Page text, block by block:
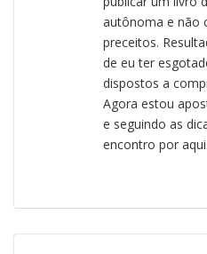
autônoma e não
preceitos.
de eu ter
dispostos a
Agora estou
e seguindo as
encontro por aqui.